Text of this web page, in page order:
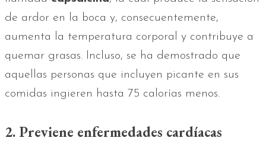
de ardor en la boca y, consecuentemente,
aumenta la temperatura corporal y contribuye a
quemar grasas. Incluso, se ha demostrado que
aquellas personas que incluyen picante en sus
comidas ingieren hasta 75 calorías menos.
2. Previene enfermedades cardíacas